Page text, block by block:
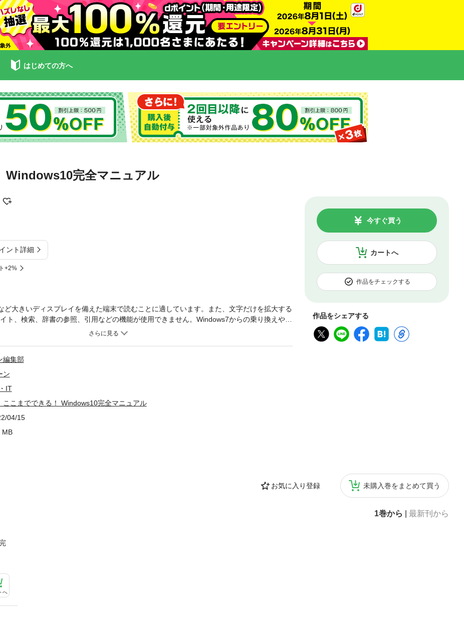
はじめての方へ
Windows10完全マニュアル
ント詳細
+2%
カートへ
今すぐ買う
作品をチェックする
作品をシェアする
お気に入り登録 未購入巻をまとめて買う
1巻から 最新刊から
へ
ど大きいディスプレイを備えた端末で読むことに適しています。また、文字だけを拡大する
ト、検索、辞書の参照、引用などの機能が使用できません。Windows7からの乗り換えやP
を使いこなせるようになれる完全マニュアル。10の機能紹介や様々なシーンで活用
編集部
ン
IT
ここまでできる！ Windows10完全マニュアル
04/15
MB